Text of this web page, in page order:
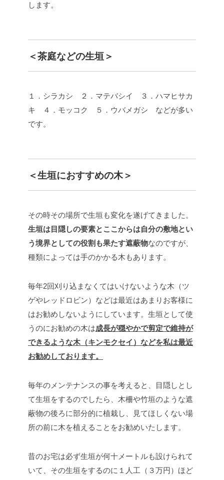
します。
＜茶庭などの生垣＞
１．シラカシ ２．マテバシイ ３．ハマヒサカ
キ ４．モッコク ５．ウバメガシ などが多い
です。
＜生垣におすすめの木＞
その時その場所で生垣も変化を遂げてきました。
生垣は目隠しの要素とここからは自分の敷地とい
う境界としての役割も果たす遮蔽物なのですが、
種類によっては手のかかる木もあります。
毎年2回刈り込まなくてはいけないような木（ツ
ゲやレッドロビン）などは最近はあまりお客様に
はお勧めしないようにしています。生垣として使
うのにお勧めの木は成長が穏やかで剪定で維持が
できるような木（キンモクセイ）などを私は最近
お勧めしております。
毎年のメンテナンスの事を考えると、目隠しとし
て生垣をするのでしたら、木柵や竹垣のような遮
蔽物の後ろに部分的に植栽し、見てほしくない場
所の前に木を植えることをお勧めいたします。
昔のお宅は必ず生垣が何十メートルも設けられて
いて、その生垣をするのに１人工（３万円）ほど